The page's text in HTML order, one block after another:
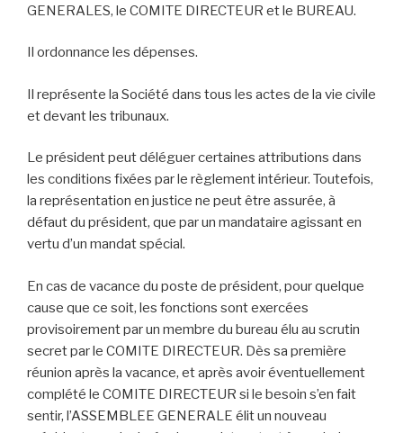
GENERALES, le COMITE DIRECTEUR et le BUREAU.
Il ordonnance les dépenses.
Il représente la Société dans tous les actes de la vie civile
et devant les tribunaux.
Le président peut déléguer certaines attributions dans
les conditions fixées par le règlement intérieur. Toutefois,
la représentation en justice ne peut être assurée, à
défaut du président, que par un mandataire agissant en
vertu d’un mandat spécial.
En cas de vacance du poste de président, pour quelque
cause que ce soit, les fonctions sont exercées
provisoirement par un membre du bureau élu au scrutin
secret par le COMITE DIRECTEUR. Dès sa première
réunion après la vacance, et après avoir éventuellement
complété le COMITE DIRECTEUR si le besoin s’en fait
sentir, l’ASSEMBLEE GENERALE élit un nouveau